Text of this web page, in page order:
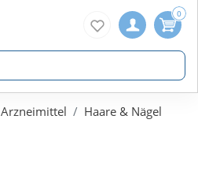
0
Arzneimittel
Haare & Nägel